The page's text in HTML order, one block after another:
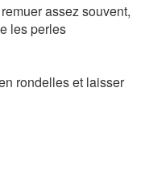
assez souvent,
les perles
rondelles et laisser